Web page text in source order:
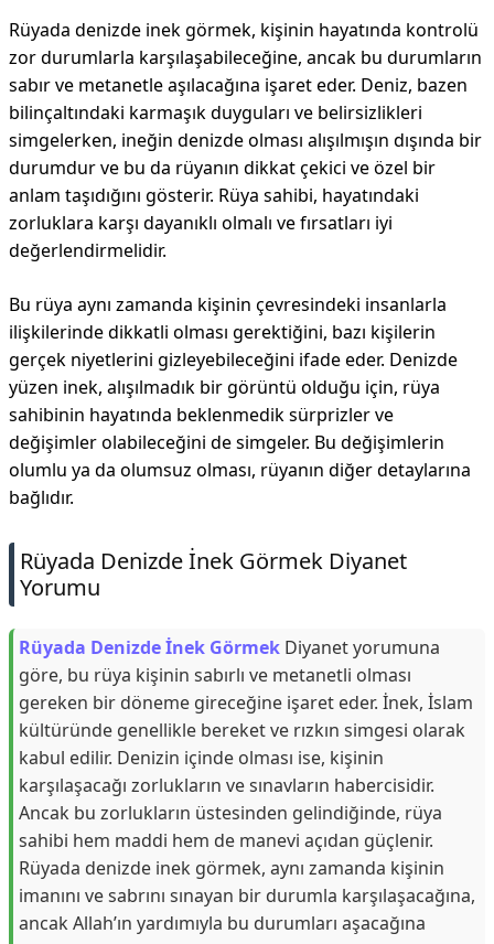
Rüyada denizde inek görmek, kişinin hayatında kontrolü
zor durumlarla karşılaşabileceğine, ancak bu durumların
sabır ve metanetle aşılacağına işaret eder. Deniz, bazen
bilinçaltındaki karmaşık duyguları ve belirsizlikleri
simgelerken, ineğin denizde olması alışılmışın dışında bir
durumdur ve bu da rüyanın dikkat çekici ve özel bir
anlam taşıdığını gösterir. Rüya sahibi, hayatındaki
zorluklara karşı dayanıklı olmalı ve fırsatları iyi
değerlendirmelidir.
Bu rüya aynı zamanda kişinin çevresindeki insanlarla
ilişkilerinde dikkatli olması gerektiğini, bazı kişilerin
gerçek niyetlerini gizleyebileceğini ifade eder. Denizde
yüzen inek, alışılmadık bir görüntü olduğu için, rüya
sahibinin hayatında beklenmedik sürprizler ve
değişimler olabileceğini de simgeler. Bu değişimlerin
olumlu ya da olumsuz olması, rüyanın diğer detaylarına
bağlıdır.
Rüyada Denizde İnek Görmek Diyanet
Yorumu
Rüyada Denizde İnek Görmek Diyanet yorumuna
göre, bu rüya kişinin sabırlı ve metanetli olması
gereken bir döneme gireceğine işaret eder. İnek, İslam
kültüründe genellikle bereket ve rızkın simgesi olarak
kabul edilir. Denizin içinde olması ise, kişinin
karşılaşacağı zorlukların ve sınavların habercisidir.
Ancak bu zorlukların üstesinden gelindiğinde, rüya
sahibi hem maddi hem de manevi açıdan güçlenir.
Rüyada denizde inek görmek, aynı zamanda kişinin
imanını ve sabrını sınayan bir durumla karşılaşacağına,
ancak Allah’ın yardımıyla bu durumları aşacağına